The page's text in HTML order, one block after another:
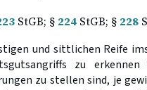
StGB; § 224StGB; § 228
und sittlichen Reife
zu
zu stellen sind, je